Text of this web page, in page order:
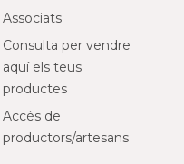
Associats
Consulta per vendre
aquí els teus
productes
Accés de
productors/artesans